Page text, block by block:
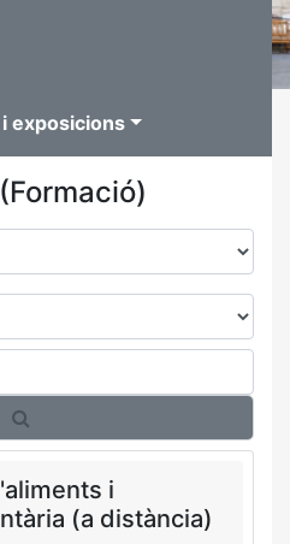
exposicions
i
(a distància)